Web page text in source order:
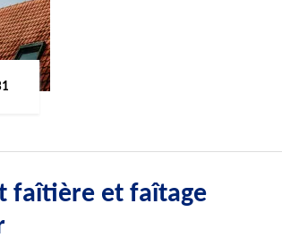
faîtière et faîtage